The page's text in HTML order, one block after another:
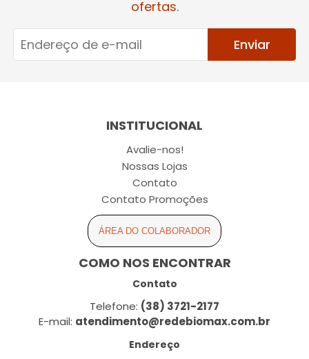
ofertas.
Enviar
INSTITUCIONAL
Avalie-nos!
Nossas Lojas
Contato
Contato Promoções
ÁREA DO COLABORADOR
COMO NOS ENCONTRAR
Contato
Telefone: (38) 3721-2177
E-mail: atendimento@redebiomax.com.br
Endereço